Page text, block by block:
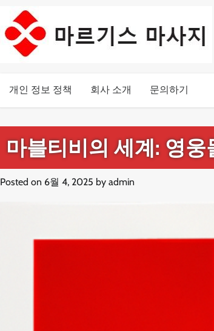
content
개인 정보 정책 회사 소개 문의하기
마블티비의 세계: 영
Posted on 6월 4, 2025 by admin